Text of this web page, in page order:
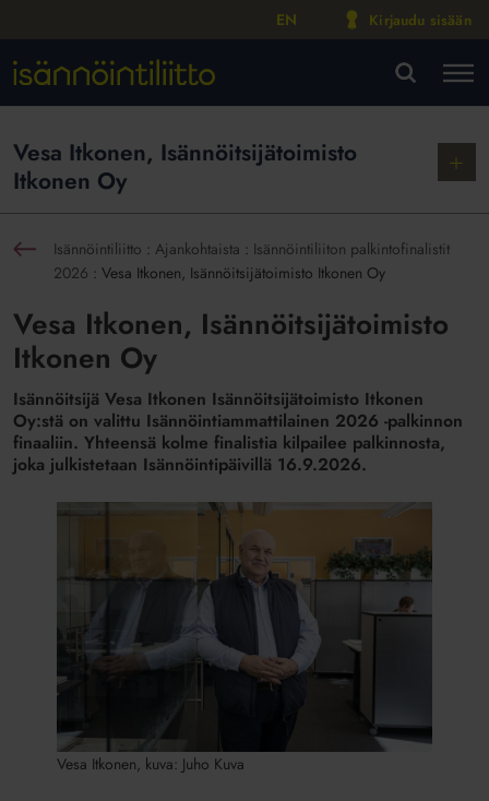
EN Kirjaudu sisään
Vesa Itkonen, Isännöitsijätoimisto
Itkonen Oy
Näytä
Isännöintiliitto :Ajankohtaista : Isännöintiliiton palkintofinalistit
2026 :Vesa Itkonen, Isännöitsijätoimisto Itkonen Oy
Vesa Itkonen, Isännöitsijätoimisto
Itkonen Oy
Isännöitsijä Vesa Itkonen Isännöitsijätoimisto Itkonen
Oy:stä on valittu Isännöintiammattilainen 2026 -palkinnon
finaaliin. Yhteensä kolme finalistia kilpailee palkinnosta,
joka julkistetaan Isännöintipäivillä 16.9.2026.
Vesa Itkonen, kuva: Juho Kuva